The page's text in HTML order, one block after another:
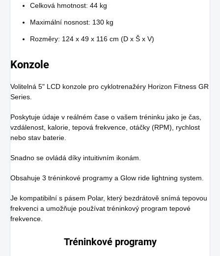
Celková hmotnost: 44 kg
Maximální nosnost: 130 kg
Rozměry: 124 x 49 x 116 cm (D x Š x V)
Konzole
Volitelná 5" LCD konzole pro cyklotrenažéry Horizon Fitness GR
Series.
Poskytuje údaje v reálném čase o vašem tréninku jako je čas,
vzdálenost, kalorie, tepová frekvence, otáčky (RPM), rychlost
nebo stav baterie.
Snadno se ovládá díky intuitivním ikonám.
Obsahuje 3 tréninkové programy a Glow ride lightning system.
Je kompatibilní s pásem Polar, který bezdrátově snímá tepovou
frekvenci a umožňuje používat tréninkový program tepové
frekvence.
Tréninkové programy